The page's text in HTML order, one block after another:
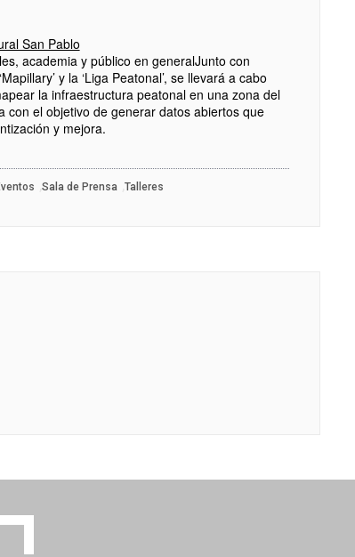
San Pablo
academia y público en generalJunto con
y la ‘Liga Peatonal’, se llevará a cabo
la infraestructura peatonal en una zona del
con el objetivo de generar datos abiertos que
y mejora.
Sala de Prensa Talleres